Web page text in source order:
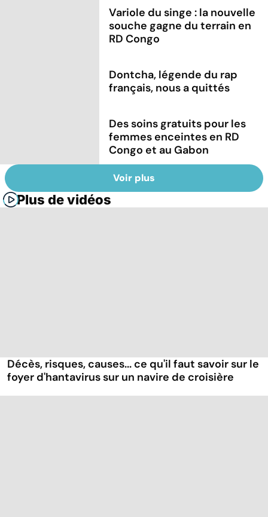
Variole du singe : la nouvelle
souche gagne du terrain en
RD Congo
Dontcha, légende du rap
français, nous a quittés
Des soins gratuits pour les
femmes enceintes en RD
Congo et au Gabon
Voir plus
Plus de vidéos
Décès, risques, causes... ce qu'il faut savoir sur le
foyer d'hantavirus sur un navire de croisière